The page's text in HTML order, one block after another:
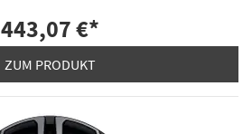
443,07 €*
ZUM PRODUKT